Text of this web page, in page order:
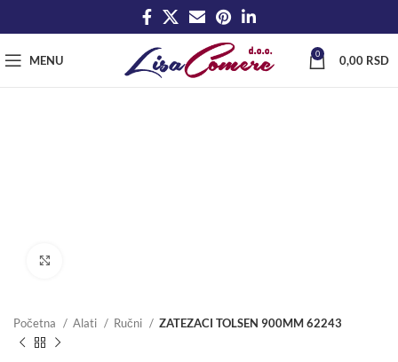
MENU 0 0,00 RSD
Početna Alati Ručni ZATEZACI TOLSEN 900MM 62243